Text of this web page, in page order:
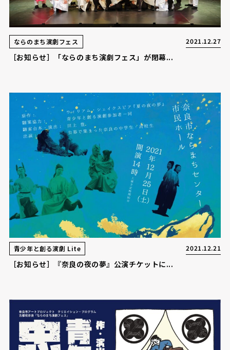
ならのまち演劇フェス 2021.12.27
［お知らせ］「ならのまち演劇フェス」が閉幕...
青少年と創る演劇 Lite 2021.12.21
［お知らせ］『奈良の夜の夢』公演チケットに...